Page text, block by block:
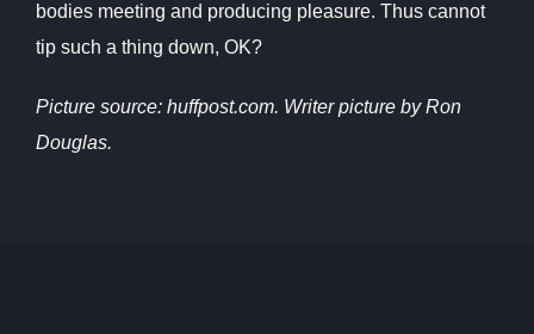
bodies meeting and producing pleasure. Thus cannot
tip such a thing down, OK?
Picture source: huffpost.com. Writer picture by Ron
Douglas.